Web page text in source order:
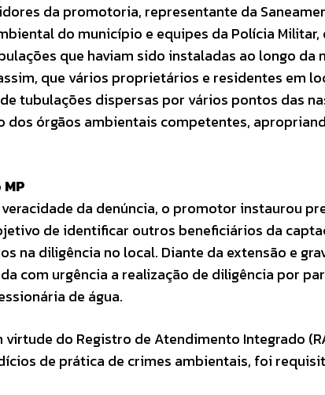
da promotoria, representante da
do município e equipes da Polícia
que haviam sido instaladas ao longo da
que vários proprietários e residentes em
tubulações dispersas por vários pontos das
dos órgãos ambientais competentes,
da denúncia, o promotor instaurou
de identificar outros beneficiários da
na diligência no local. Diante da extensão e
com urgência a realização de diligência por
de água.
virtude do Registro de Atendimento Integrado
de prática de crimes ambientais, foi